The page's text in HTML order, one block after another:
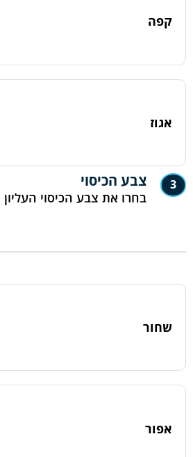
קפה
אגוז
3 צבע הכיסוי
בחרו את צבע הכיסוי העליון
שחור
אפור